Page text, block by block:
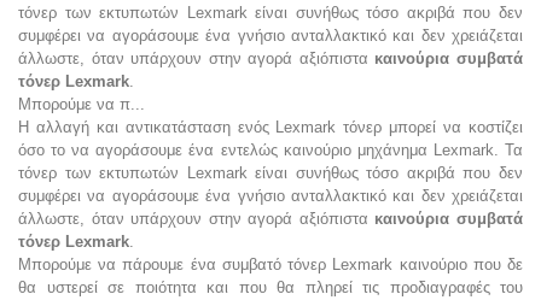
τόνερ των εκτυπωτών Lexmark είναι συνήθως τόσο ακριβά που δεν
συμφέρει να αγοράσουμε ένα γνήσιο ανταλλακτικό και δεν χρειάζεται
άλλωστε, όταν υπάρχουν στην αγορά αξιόπιστα καινούρια συμβατά
τόνερ Lexmark.
Μπορούμε να π...
Η αλλαγή και αντικατάσταση ενός Lexmark τόνερ μπορεί να κοστίζει
όσο το να αγοράσουμε ένα εντελώς καινούριο μηχάνημα Lexmark. Τα
τόνερ των εκτυπωτών Lexmark είναι συνήθως τόσο ακριβά που δεν
συμφέρει να αγοράσουμε ένα γνήσιο ανταλλακτικό και δεν χρειάζεται
άλλωστε, όταν υπάρχουν στην αγορά αξιόπιστα καινούρια συμβατά
τόνερ Lexmark.
Μπορούμε να πάρουμε ένα συμβατό τόνερ Lexmark καινούριοπου δε
θα υστερεί σε ποιότητα και που θα πληρεί τις προδιαγραφές του